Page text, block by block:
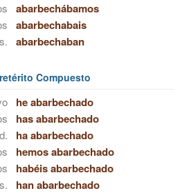
abarbechábamos
abarbechabais
abarbechaban
Compuesto
he abarbechado
has abarbechado
ha abarbechado
hemos abarbechado
habéis abarbechado
han abarbechado